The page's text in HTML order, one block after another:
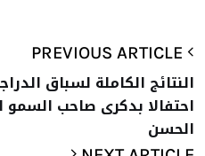
النتائج الكاملة لسباق
احتفالا بدكرى صاحب السمو
الحسن